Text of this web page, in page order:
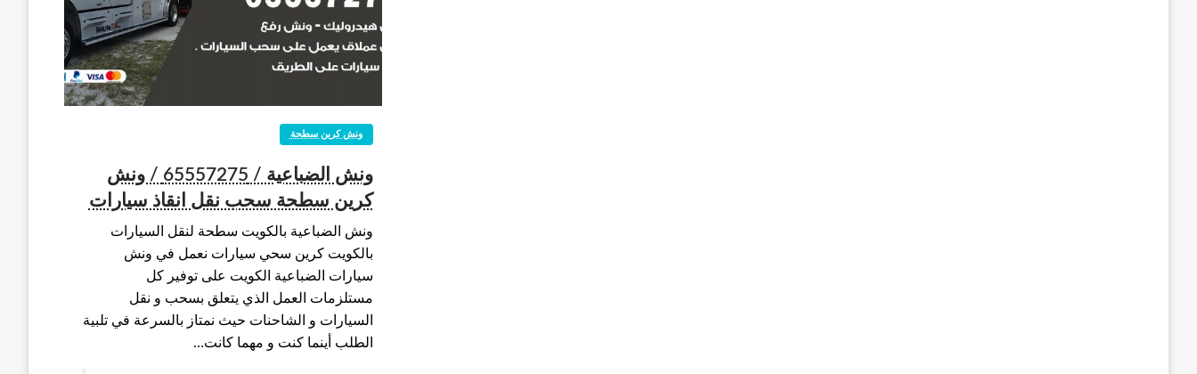
ونش كرين سطحة
ونش الضباعية / 65557275 / ونش
كرين سطحة سحب نقل انقاذ سيارات
ونش الضباعية بالكويت سطحة لنقل السيارات
بالكويت كرين سحي سيارات نعمل في ونش
سيارات الضباعية الكويت على توفير كل
مستلزمات العمل الذي يتعلق بسحب و نقل
السيارات و الشاحنات حيث نمتاز بالسرعة في تلبية
الطلب أينما كنت و مهما كانت…